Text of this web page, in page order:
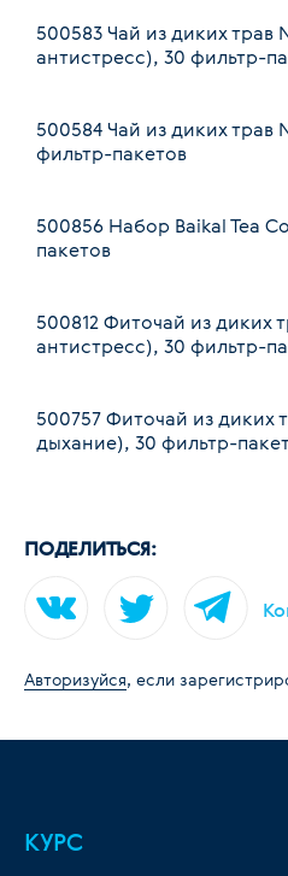
500583Чай из диких
антистресс), 30 фильтр-
500584Чай из диких
фильтр-пакетов
500856 Набор Baikal Tea
пакетов
500812Фиточай из диких
антистресс), 30 фильтр-
500757Фиточай из диких
дыхание), 30 фильтр-
ПОДЕЛИТЬСЯ:
Авторизуйся, если
КУРС